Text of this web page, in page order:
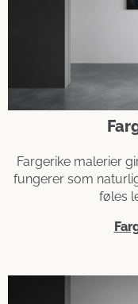
Fargerike malerier
fungerer som
føles